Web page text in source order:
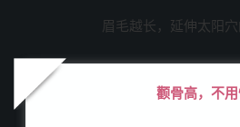
眉毛越长，延伸太阳
颧骨高，不